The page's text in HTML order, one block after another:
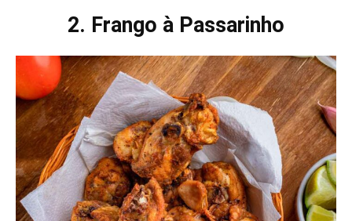
2. Frango à Passarinho